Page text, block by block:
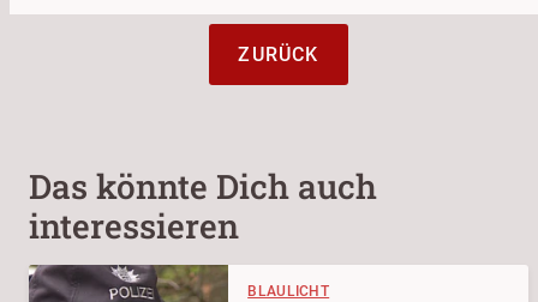
ZURÜCK
Das könnte Dich auch
interessieren
BLAULICHT